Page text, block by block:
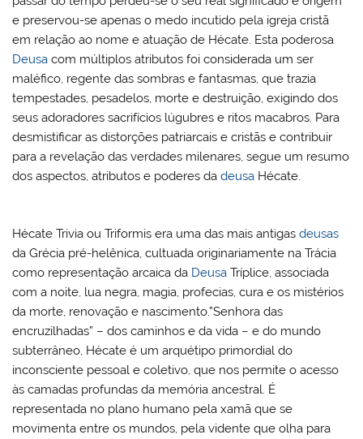
e preservou-se apenas o medo incutido pela igreja cristã
em relação ao nome e atuação de Hécate. Esta poderosa
Deusa com múltiplos atributos foi considerada um ser
maléfico, regente das sombras e fantasmas, que trazia
tempestades, pesadelos, morte e destruição, exigindo dos
seus adoradores sacrifícios lúgubres e ritos macabros. Para
desmistificar as distorções patriarcais e cristãs e contribuir
para a revelação das verdades milenares, segue um resumo
dos aspectos, atributos e poderes dadeusa Hécate.
Hécate Trivia ou Triformis era uma das mais antigasdeusas
da Grécia pré-helênica, cultuada originariamente na Trácia
como representação arcaica da Deusa Tríplice, associada
com a noite, lua negra, magia, profecias, cura e os mistérios
da morte, renovação e nascimento.”Senhora das
encruzilhadas” – dos caminhos e da vida – e do mundo
subterrâneo, Hécate é um arquétipo primordial do
inconsciente pessoal e coletivo, que nos permite o acesso
às camadas profundas da memória ancestral. É
representada no plano humano pela xamã que se
movimenta entre os mundos, pela vidente que olha para